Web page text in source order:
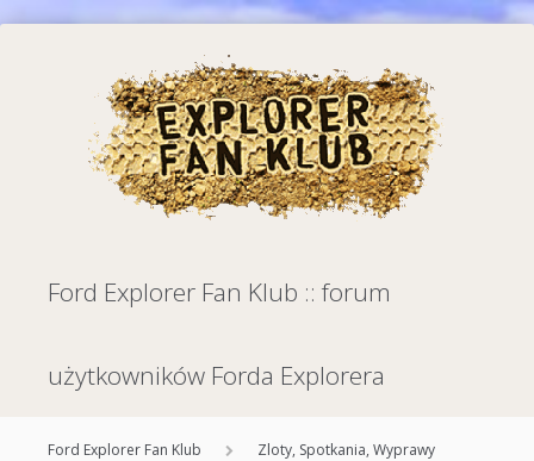
Ford Explorer Fan Klub :: forum
użytkowników Forda Explorera
Ford Explorer Fan Klub Zloty, Spotkania, Wyprawy